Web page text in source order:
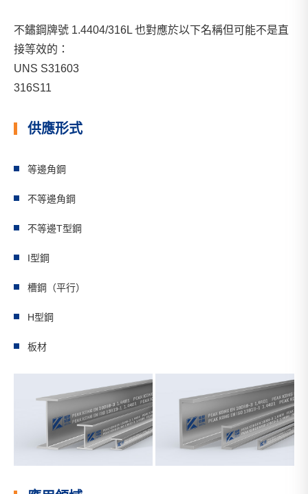
不鏽鋼牌號 1.4404/316L 也對應於以下名稱但可能不是直
接等效的：
UNS S31603
316S11
供應形式
等邊角鋼
不等邊角鋼
不等邊T型鋼
I型鋼
槽鋼（平行）
H型鋼
板材